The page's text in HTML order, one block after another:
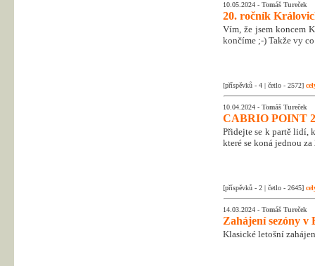
10.05.2024 - Tomáš Tureček
20. ročník
Vím, že jsem koncem
končíme ;-) Takže vy
[příspěvků - 4 | četlo - 2572]
10.04.2024 - Tomáš Tureček
CABRIO POINT
Přidejte se k partě lidí,
které se koná jednou
[příspěvků - 2 | četlo - 2645]
14.03.2024 - Tomáš Tureček
Zahájení sezóny v
Klasické letošní